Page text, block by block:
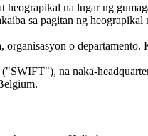
heograpikal na lugar ng
sa pagitan ng
organisasyon o
na naka-